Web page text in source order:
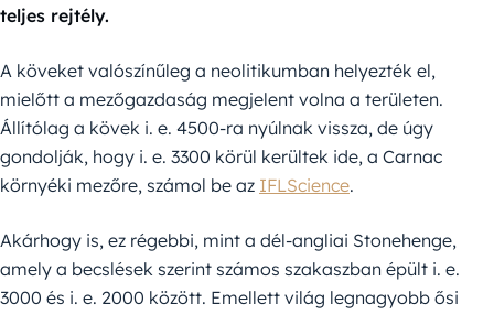
teljes rejtély.
A köveket valószínűleg a neolitikumban helyezték el,
mielőtt a mezőgazdaság megjelent volna a területen.
Állítólag a kövek i. e. 4500-ra nyúlnak vissza, de úgy
gondolják, hogy i. e. 3300 körül kerültek ide, a Carnac
környéki mezőre, számol be az IFLScience.
Akárhogy is, ez régebbi, mint a dél-angliai Stonehenge,
amely a becslések szerint számos szakaszban épült i. e.
3000 és i. e. 2000 között. Emellett világ legnagyobb ősi